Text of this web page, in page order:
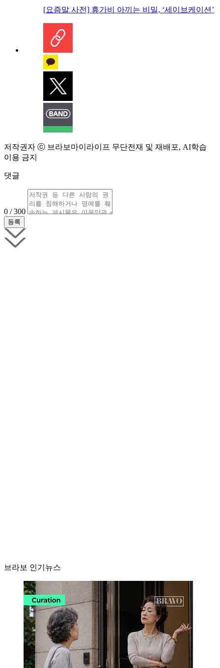
[요즘말 사전] 휴가비 아끼는 비밀, ‘세이브케이션’
저작권자 ⓒ 브라보마이라이프 무단전재 및 재배포, AI학습
이용 금지
댓글
0 / 300
브라보 인기뉴스